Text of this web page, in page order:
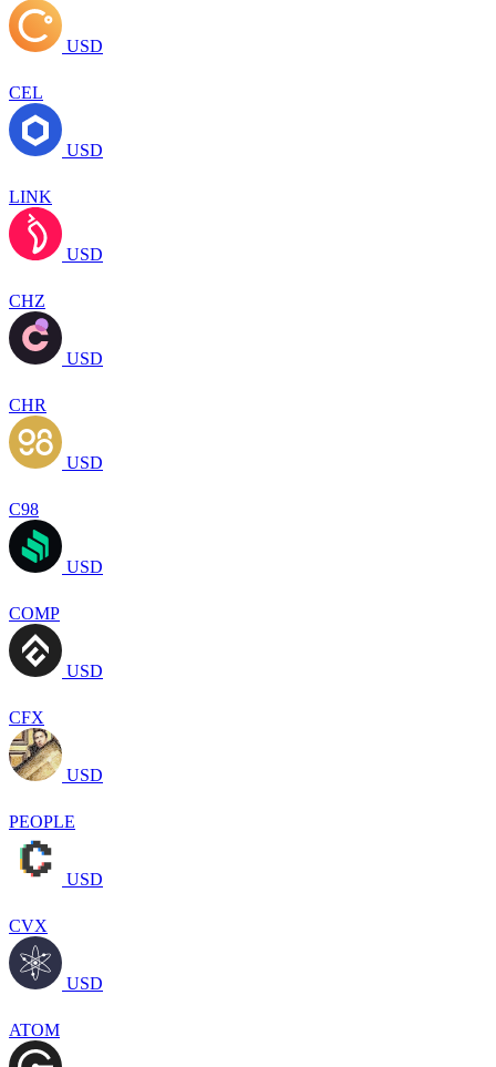
USD
CEL
USD
LINK
USD
CHZ
USD
CHR
USD
C98
USD
COMP
USD
CFX
USD
PEOPLE
USD
CVX
USD
ATOM